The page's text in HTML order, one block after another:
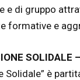
e di gruppo
formative e
SOLIDALE –
Solidale” è